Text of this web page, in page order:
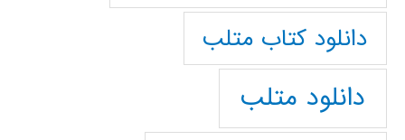
دانلود كتاب متلب
دانلود متلب